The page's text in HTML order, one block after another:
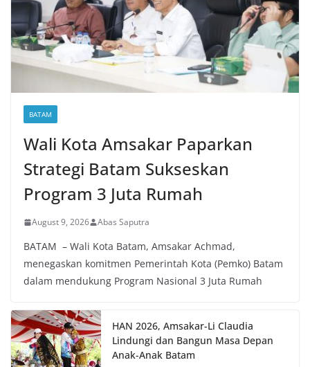
BATAM
Wali Kota Amsakar Paparkan
Strategi Batam Sukseskan
Program 3 Juta Rumah
August 9, 2026 Abas Saputra
BATAM – Wali Kota Batam, Amsakar Achmad,
menegaskan komitmen Pemerintah Kota (Pemko) Batam
dalam mendukung Program Nasional 3 Juta Rumah
HAN 2026, Amsakar-Li Claudia
Lindungi dan Bangun Masa Depan
Anak-Anak Batam